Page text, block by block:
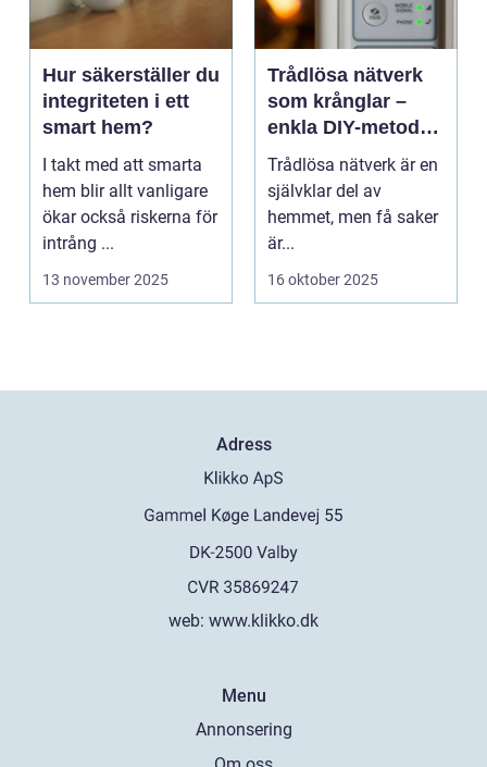
Hur säkerställer du
integriteten i ett
smart hem?
I takt med att smarta
hem blir allt vanligare
ökar också riskerna för
intrång ...
13 november 2025
Trådlösa nätverk
som krånglar –
enkla DIY-metoder
för stabilare Wi-Fi i
hela hemmet
Trådlösa nätverk är en
självklar del av
hemmet, men få saker
är...
16 oktober 2025
Adress
web: www.klikko.dk
Menu
Annonsering